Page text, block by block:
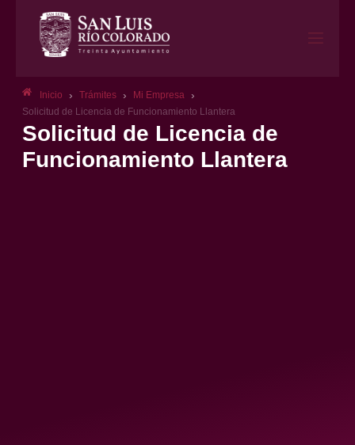
Inicio › Trámites › Mi Empresa ›
Solicitud de Licencia de Funcionamiento Llantera
Solicitud de Licencia de
Funcionamiento Llantera